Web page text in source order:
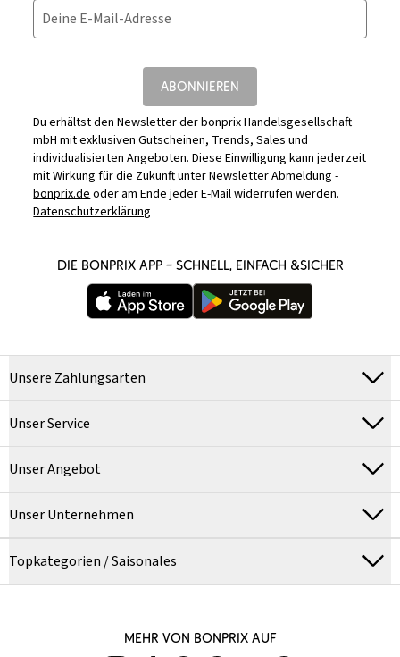
Deine E-Mail-Adresse
ABONNIEREN
Du erhältst den Newsletter der bonprix Handelsgesellschaft
mbH mit exklusiven Gutscheinen, Trends, Sales und
individualisierten Angeboten. Diese Einwilligung kann jederzeit
mit Wirkung für die Zukunft unterNewsletter Abmeldung -
bonprix.deoder am Ende jeder E-Mail widerrufen werden.
Datenschutzerklärung
DIE BONPRIX APP – SCHNELL, EINFACH &SICHER
Unsere Zahlungsarten
Unser Service
Unser Angebot
Unser Unternehmen
Topkategorien / Saisonales
MEHR VON BONPRIX AUF